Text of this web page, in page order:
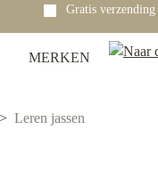
Gratis
MERKEN
Leren jassen